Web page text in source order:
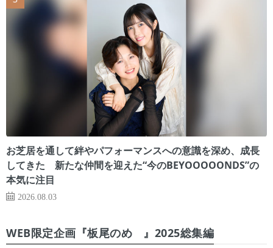
お芝居を通して絆やパフォーマンスへの意識を深め、成長
してきた 新たな仲間を迎えた“今のBEYOOOOONDS”の
本気に注目
2026.08.03
WEB限定企画『板尾のめ゙』2025総集編